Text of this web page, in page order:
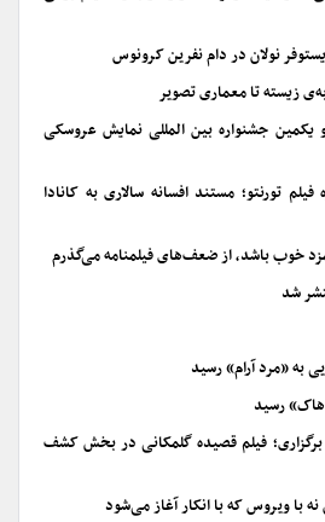
نولان در دام نفرین کرونوس
زیسته تا معماری تصویر
یکمین جشنواره بین المللی نمایش عروسکی
تورنتو؛ مستند افسانه سالاری به کانادا
خوب باشد، از ضعف‌های فیلمنامه می‌گذرم
شد
به «مرد آرام» رسید
رسید
برگزاری؛ فیلم قصیده گلمکانی در بخش کشف
با ویروس که با انکار آغاز می‌شود